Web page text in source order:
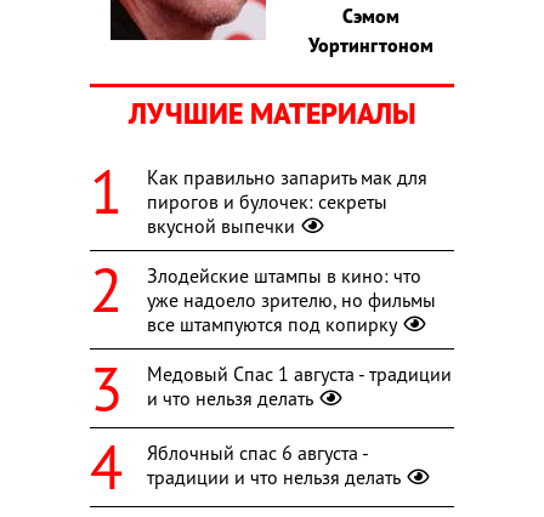
Сэмом
Уортингтоном
ЛУЧШИЕ МАТЕРИАЛЫ
Как правильно запарить мак для
пирогов и булочек: секреты
вкусной выпечки
Злодейские штампы в кино: что
уже надоело зрителю, но фильмы
все штампуются под копирку
Медовый Спас 1 августа - традиции
и что нельзя делать
Яблочный спас 6 августа -
традиции и что нельзя делать